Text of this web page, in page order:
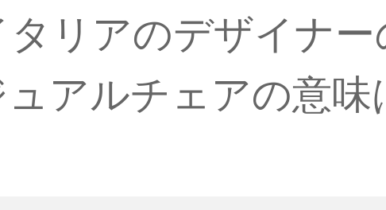
リアのデザイナ
アルチェアの意